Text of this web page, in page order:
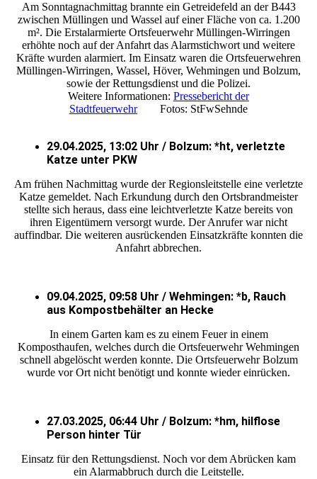
Am Sonntagnachmittag brannte ein Getreidefeld an der B443
zwischen Müllingen und Wassel auf einer Fläche von ca. 1.200
m². Die Erstalarmierte Ortsfeuerwehr Müllingen-Wirringen
erhöhte noch auf der Anfahrt das Alarmstichwort und weitere
Kräfte wurden alarmiert. Im Einsatz waren die Ortsfeuerwehren
Müllingen-Wirringen, Wassel, Höver, Wehmingen und Bolzum,
sowie der Rettungsdienst und die Polizei.
Weitere Informationen: Pressebericht der
StadtfeuerwehrFotos: StFwSehnde
29.04.2025, 13:02 Uhr / Bolzum: *ht, verletzte
Katze unter PKW
Am frühen Nachmittag wurde der Regionsleitstelle eine verletzte
Katze gemeldet. Nach Erkundung durch den Ortsbrandmeister
stellte sich heraus, dass eine leichtverletzte Katze bereits von
ihren Eigentümern versorgt wurde. Der Anrufer war nicht
auffindbar. Die weiteren ausrückenden Einsatzkräfte konnten die
Anfahrt abbrechen.
09.04.2025, 09:58 Uhr / Wehmingen: *b, Rauch
aus Kompostbehälter an Hecke
In einem Garten kam es zu einem Feuer in einem
Komposthaufen, welches durch die Ortsfeuerwehr Wehmingen
schnell abgelöscht werden konnte. Die Ortsfeuerwehr Bolzum
wurde vor Ort nicht benötigt und konnte wieder einrücken.
27.03.2025, 06:44 Uhr / Bolzum: *hm, hilflose
Person hinter Tür
Einsatz für den Rettungsdienst. Noch vor dem Abrücken kam
ein Alarmabbruch durch die Leitstelle.